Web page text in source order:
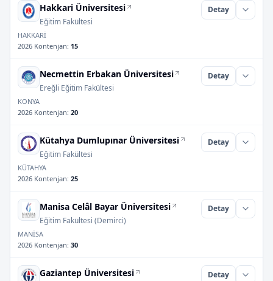
Hakkari Üniversitesi
Eğitim Fakültesi
Detay
HAKKARİ
2026 Kontenjan: 15
Necmettin Erbakan Üniversitesi
Ereğli Eğitim Fakültesi
Detay
KONYA
2026 Kontenjan: 20
Kütahya Dumlupınar Üniversitesi
Eğitim Fakültesi
Detay
KÜTAHYA
2026 Kontenjan: 25
Manisa Celâl Bayar Üniversitesi
Eğitim Fakültesi (Demirci)
Detay
MANİSA
2026 Kontenjan: 30
Gaziantep Üniversitesi Detay